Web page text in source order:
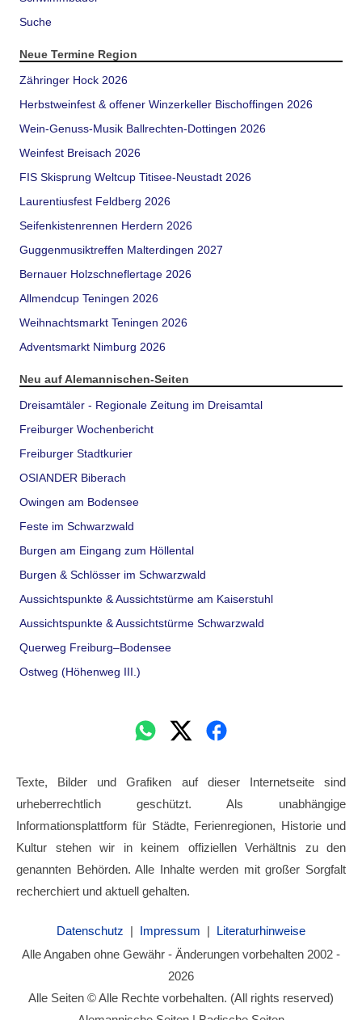
Suche
Neue Termine Region
Zähringer Hock 2026
Herbstweinfest & offener Winzerkeller Bischoffingen 2026
Wein-Genuss-Musik Ballrechten-Dottingen 2026
Weinfest Breisach 2026
FIS Skisprung Weltcup Titisee-Neustadt 2026
Laurentiusfest Feldberg 2026
Seifenkistenrennen Herdern 2026
Guggenmusiktreffen Malterdingen 2027
Bernauer Holzschneflertage 2026
Allmendcup Teningen 2026
Weihnachtsmarkt Teningen 2026
Adventsmarkt Nimburg 2026
Neu auf Alemannischen-Seiten
Dreisamtäler - Regionale Zeitung im Dreisamtal
Freiburger Wochenbericht
Freiburger Stadtkurier
OSIANDER Biberach
Owingen am Bodensee
Feste im Schwarzwald
Burgen am Eingang zum Höllental
Burgen & Schlösser im Schwarzwald
Aussichtspunkte & Aussichtstürme am Kaiserstuhl
Aussichtspunkte & Aussichtstürme Schwarzwald
Querweg Freiburg–Bodensee
Ostweg (Höhenweg III.)
Texte, Bilder und Grafiken auf dieser Internetseite sind
urheberrechtlich geschützt. Als unabhängige
Informationsplattform für Städte, Ferienregionen, Historie und
Kultur stehen wir in keinem offiziellen Verhältnis zu den
genannten Behörden. Alle Inhalte werden mit großer Sorgfalt
recherchiert und aktuell gehalten.
Datenschutz | Impressum | Literaturhinweise
Alle Angaben ohne Gewähr - Änderungen vorbehalten 2002 -
2026
Alle Seiten © Alle Rechte vorbehalten. (All rights reserved)